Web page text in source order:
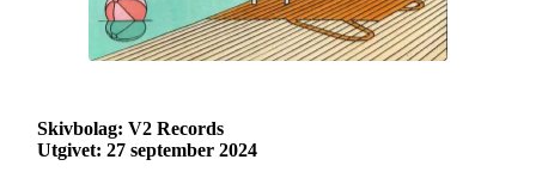
Skivbolag: V2 Records
Utgivet: 27 september 2024